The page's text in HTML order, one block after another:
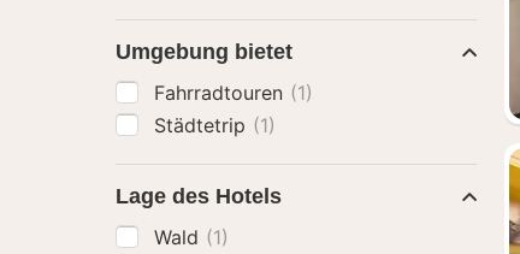
Umgebung bietet
Fahrradtouren (1)
Städtetrip (1)
Lage des Hotels
Wald (1)